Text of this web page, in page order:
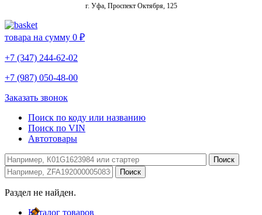
г. Уфа, Проспект Октября, 125
товара на сумму 0 ₽
+7 (347) 244-62-02
+7 (987) 050-48-00
Заказать звонок
Поиск по коду или названию
Поиск по VIN
Автотовары
Раздел не найден.
Каталог товаров